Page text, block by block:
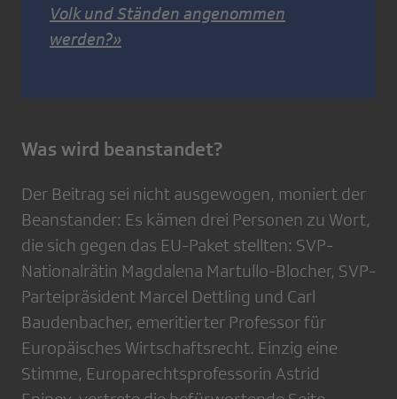
Volk und Ständen angenommen
werden?»
Was wird beanstandet?
Der Beitrag sei nicht ausgewogen, moniert der
Beanstander: Es kämen drei Personen zu Wort,
die sich gegen das EU-Paket stellten: SVP-
Nationalrätin Magdalena Martullo-Blocher, SVP-
Parteipräsident Marcel Dettling und Carl
Baudenbacher, emeritierter Professor für
Europäisches Wirtschaftsrecht. Einzig eine
Stimme, Europarechtsprofessorin Astrid